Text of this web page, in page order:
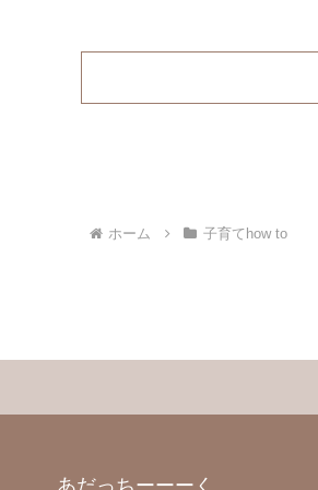
ホーム 子育てhow to
あだっちーーーく